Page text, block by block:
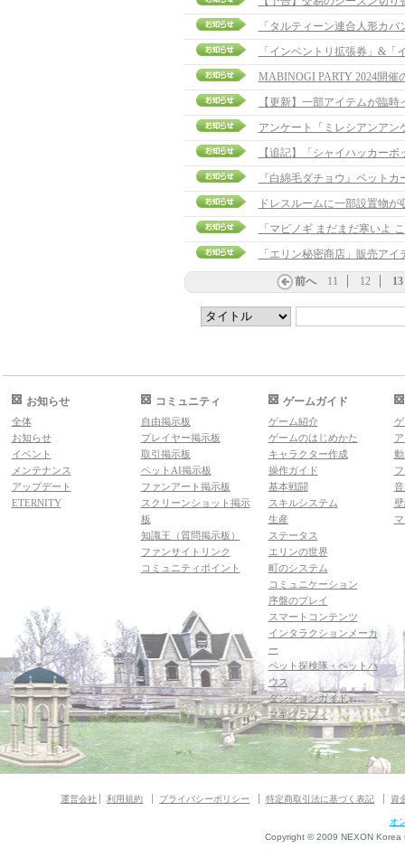
「タルティーン連合人形カ
「インベントリ拡張券」&「
MABINOGI PARTY 2024開催
アンケート「ミレシアンアン
【追記】「シャイハッカー
『白綿毛ダチョウ』ペット
ドレスルームに一部設置物
「マビノギ まだまだ寒いよ
「エリン秘密商店」販売ア
前へ 11 12 13
お知らせ
全体
お知らせ
イベント
メンテナンス
アップデート
ETERNITY
コミュニティ
自由掲示板
プレイヤー掲示板
取引掲示板
ペットAI掲示板
ファンアート掲示板
スクリーンショット掲示
板
知識王（質問掲示板）
ファンサイトリンク
コミュニティポイント
ゲームガイド
ゲーム紹介
ゲームのはじめかた
キャラクター作成
操作ガイド
基本戦闘
スキルシステム
生産
ステータス
エリンの世界
町のシステム
コミュニケーション
序盤のプレイ
スマートコンテンツ
インタラクションメーカ
ー
ペット探検隊・ペットハ
ウス
ダンジョンガイド
マギグラフィ
運営会社 利用規約 プライバシーポリシー 特定商取引法に基づく表記 資
オ
Copyright © 2009 NEXON Korea